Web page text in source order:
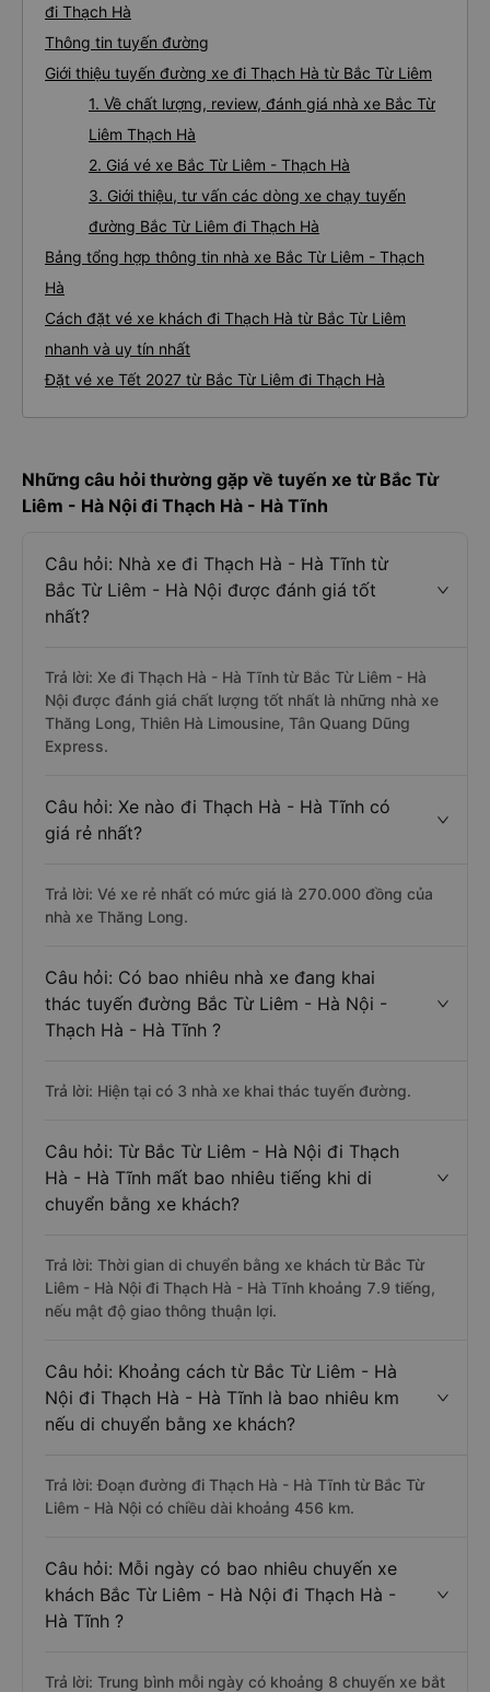
đi Thạch Hà
Thông tin tuyến đường
Giới thiệu tuyến đường xe đi Thạch Hà từ Bắc Từ Liêm
1. Về chất lượng, review, đánh giá nhà xe Bắc Từ
Liêm Thạch Hà
2. Giá vé xe Bắc Từ Liêm - Thạch Hà
3. Giới thiệu, tư vấn các dòng xe chạy tuyến
đường Bắc Từ Liêm đi Thạch Hà
Bảng tổng hợp thông tin nhà xe Bắc Từ Liêm - Thạch
Hà
Cách đặt vé xe khách đi Thạch Hà từ Bắc Từ Liêm
nhanh và uy tín nhất
Đặt vé xe Tết 2027 từ Bắc Từ Liêm đi Thạch Hà
Những câu hỏi thường gặp về tuyến xe từ Bắc Từ
Liêm - Hà Nội đi Thạch Hà - Hà Tĩnh
Câu hỏi: Nhà xe đi Thạch Hà - Hà Tĩnh từ
Bắc Từ Liêm - Hà Nội được đánh giá tốt
nhất?
Trả lời: Xe đi Thạch Hà - Hà Tĩnh từ Bắc Từ Liêm - Hà
Nội được đánh giá chất lượng tốt nhất là những nhà xe
Thăng Long, Thiên Hà Limousine, Tân Quang Dũng
Express.
Câu hỏi: Xe nào đi Thạch Hà - Hà Tĩnh có
giá rẻ nhất?
Trả lời: Vé xe rẻ nhất có mức giá là 270.000 đồng của
nhà xe Thăng Long.
Câu hỏi: Có bao nhiêu nhà xe đang khai
thác tuyến đường Bắc Từ Liêm - Hà Nội -
Thạch Hà - Hà Tĩnh ?
Trả lời: Hiện tại có 3 nhà xe khai thác tuyến đường.
Câu hỏi: Từ Bắc Từ Liêm - Hà Nội đi Thạch
Hà - Hà Tĩnh mất bao nhiêu tiếng khi di
chuyển bằng xe khách?
Trả lời: Thời gian di chuyển bằng xe khách từ Bắc Từ
Liêm - Hà Nội đi Thạch Hà - Hà Tĩnh khoảng 7.9 tiếng,
nếu mật độ giao thông thuận lợi.
Câu hỏi: Khoảng cách từ Bắc Từ Liêm - Hà
Nội đi Thạch Hà - Hà Tĩnh là bao nhiêu km
nếu di chuyển bằng xe khách?
Trả lời: Đoạn đường đi Thạch Hà - Hà Tĩnh từ Bắc Từ
Liêm - Hà Nội có chiều dài khoảng 456 km.
Câu hỏi: Mỗi ngày có bao nhiêu chuyến xe
khách Bắc Từ Liêm - Hà Nội đi Thạch Hà -
Hà Tĩnh ?
Trả lời: Trung bình mỗi ngày có khoảng 8 chuyến xe bắt